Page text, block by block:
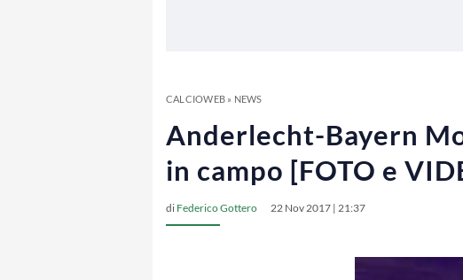
CALCIOWEB» NEWS
Anderlecht-Bayern
in campo [FOTO e
di Federico Gottero 22 Nov 2017 | 21:37